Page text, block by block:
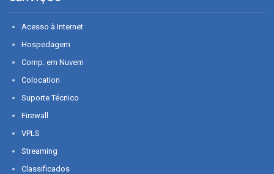
Acesso à Internet
Hospedagem
Comp. em Nuvem
Colocation
Suporte Técnico
Firewall
VPLS
Streaming
Classificados